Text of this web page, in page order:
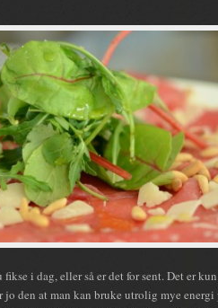
i dag, eller så er det for sent. Det er
jo den at man kan bruke utrolig mye